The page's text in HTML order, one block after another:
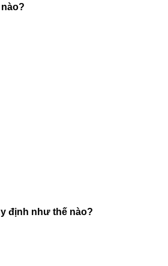
định như thế nào?